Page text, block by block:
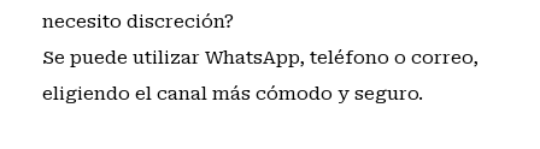
necesito discreción?
Se puede utilizar WhatsApp, teléfono o correo,
eligiendo el canal más cómodo y seguro.